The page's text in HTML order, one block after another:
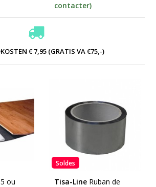
contacter)
€ 7,95 (GRATIS VA €75,-)
ou
Soldes
Tisa-Line Ruban de